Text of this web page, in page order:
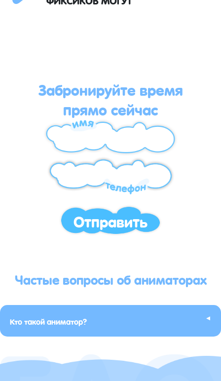
Забронируйте время
прямо сейчас
Отправить
Частые вопросы об аниматорах
Кто такой аниматор? ▸